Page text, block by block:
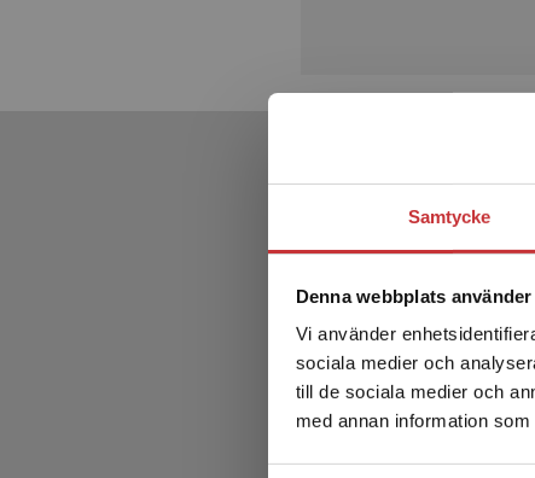
Samtycke
Denna webbplats
Vi använder
sociala medier och
till de sociala medier och
med annan information